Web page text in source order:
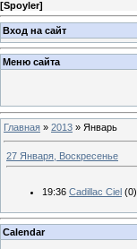
[Spoyler]
Вход на сайт
Меню сайта
Главная » 2013 » Январь
27 Января, Воскресенье
19:36 Cadillac Ciel (0)
Calendar